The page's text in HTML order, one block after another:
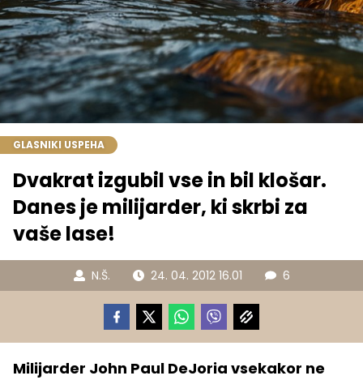
GLASNIKI USPEHA
Dvakrat izgubil vse in bil klošar.
Danes je milijarder, ki skrbi za
vaše lase!
N.Š. 24. 04. 2012 16.01 6
Milijarder John Paul DeJoria vsekakor ne